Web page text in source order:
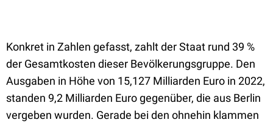
Konkret in Zahlen gefasst, zahlt der Staat rund 39 %
der Gesamtkosten dieser Bevölkerungsgruppe. Den
Ausgaben in Höhe von 15,127 Milliarden Euro in 2022,
standen 9,2 Milliarden Euro gegenüber, die aus Berlin
vergeben wurden. Gerade bei den ohnehin klammen